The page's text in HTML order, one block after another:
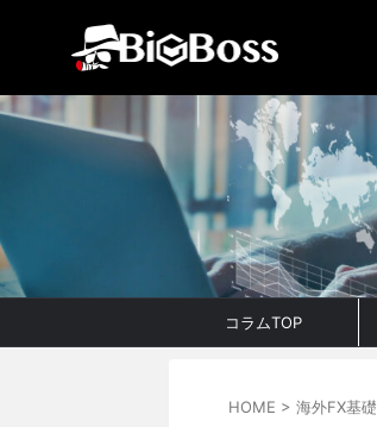
コラムTOP
HOME > 海外FX基礎